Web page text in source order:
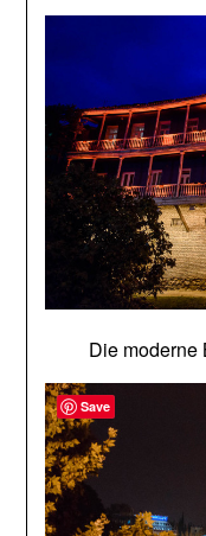
Die moderne
Save